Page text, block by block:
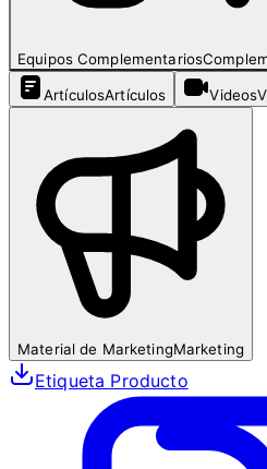
Equipos Complementarios
ArtículosArtículos Videos
Material de MarketingMarketing
Etiqueta Producto